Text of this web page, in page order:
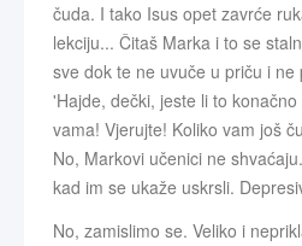
čuda. I tako Isus opet zavrće
lekciju... Čitaš Marka i to se
sve dok te ne uvuče u priču i ne
'Hajde, dečki, jeste li to
vama! Vjerujte! Koliko vam još
No, Markovi učenici ne
kad im se ukaže uskrsli.
No, zamislimo se. Veliko i